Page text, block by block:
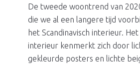
De tweede woontrend van
die we al een langere tijd
het Scandinavisch interieur. Het
interieur kenmerkt zich door
gekleurde posters en lichte